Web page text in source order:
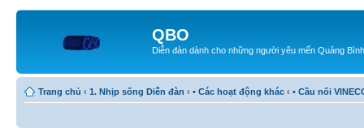
QBO
Diễn đàn dành cho những người yêu mến Quảng Bình
Trang chủ ‹ 1. Nhịp sống Diễn đàn ‹ • Các hoạt động khác ‹ • Cầu nối